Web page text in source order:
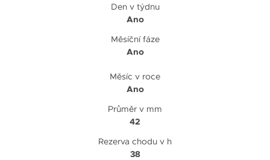
Den v týdnu
Ano
Měsíční fáze
Ano
Měsíc v roce
Ano
Průměr v mm
42
Rezerva chodu v h
38